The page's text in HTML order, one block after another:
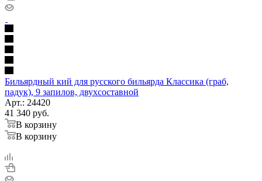
Бильярдный кий для русского бильярда Классика (граб,
падук), 9 запилов, двухсоставной
Арт.: 24420
41 340 руб.
В корзину
В корзину